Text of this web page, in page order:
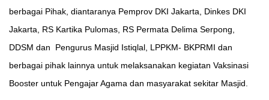
berbagai Pihak, diantaranya Pemprov DKI Jakarta, Dinkes DKI
Jakarta, RS Kartika Pulomas, RS Permata Delima Serpong,
DDSM dan Pengurus Masjid Istiqlal, LPPKM- BKPRMI dan
berbagai pihak lainnya untuk melaksanakan kegiatan Vaksinasi
Booster untuk Pengajar Agama dan masyarakat sekitar Masjid.